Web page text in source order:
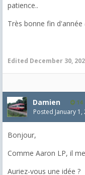
patience..
Très bonne fin d'année
Edited December 30,
Damien 14
Posted January 1,
Bonjour,
Comme Aaron LP, il
Auriez-vous une idée ?